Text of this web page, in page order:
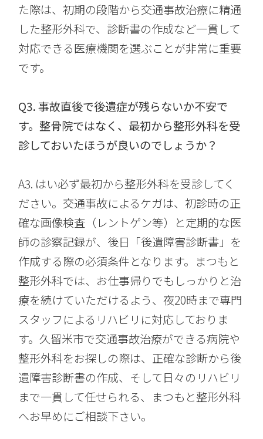
た際は、初期の段階から交通事故治療に精通
した整形外科で、診断書の作成など一貫して
対応できる医療機関を選ぶことが非常に重要
です。
Q3.事故直後で後遺症が残らないか不安で
す。整骨院ではなく、最初から整形外科を受
診しておいたほうが良いのでしょうか？
A3. はい必ず最初から整形外科を受診してく
ださい。交通事故によるケガは、初診時の正
確な画像検査（レントゲン等）と定期的な医
師の診察記録が、後日「後遺障害診断書」を
作成する際の必須条件となります。まつもと
整形外科では、お仕事帰りでもしっかりと治
療を続けていただけるよう、夜20時まで専門
スタッフによるリハビリに対応しておりま
す。久留米市で交通事故治療ができる病院や
整形外科をお探しの際は、正確な診断から後
遺障害診断書の作成、そして日々のリハビリ
まで一貫して任せられる、まつもと整形外科
へお早めにご相談下さい。